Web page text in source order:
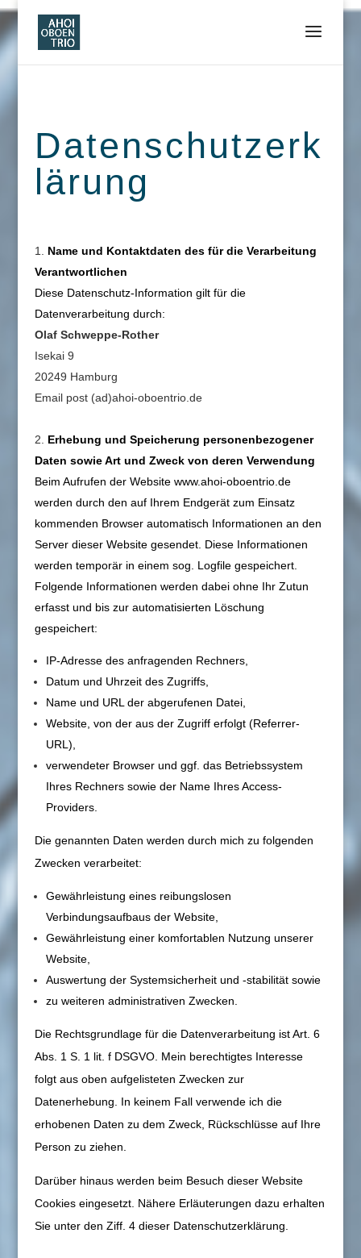
Datenschutzerk
lärung
Name und Kontaktdaten des für die Verarbeitung
Verantwortlichen
Diese Datenschutz-Information gilt für die
Datenverarbeitung durch:
Olaf Schweppe-Rother
Isekai 9
20249 Hamburg
Email post (ad)ahoi-oboentrio.de
Erhebung und Speicherung personenbezogener
Daten sowie Art und Zweck von deren Verwendung
Beim Aufrufen der Website www.ahoi-oboentrio.de
werden durch den auf Ihrem Endgerät zum Einsatz
kommenden Browser automatisch Informationen an den
Server dieser Website gesendet. Diese Informationen
werden temporär in einem sog. Logfile gespeichert.
Folgende Informationen werden dabei ohne Ihr Zutun
erfasst und bis zur automatisierten Löschung
gespeichert:
IP-Adresse des anfragenden Rechners,
Datum und Uhrzeit des Zugriffs,
Name und URL der abgerufenen Datei,
Website, von der aus der Zugriff erfolgt (Referrer-
URL),
verwendeter Browser und ggf. das Betriebssystem
Ihres Rechners sowie der Name Ihres Access-
Providers.
Die genannten Daten werden durch mich zu folgenden
Zwecken verarbeitet:
Gewährleistung eines reibungslosen
Verbindungsaufbaus der Website,
Gewährleistung einer komfortablen Nutzung unserer
Website,
Auswertung der Systemsicherheit und -stabilität sowie
zu weiteren administrativen Zwecken.
Die Rechtsgrundlage für die Datenverarbeitung ist Art. 6
Abs. 1 S. 1 lit. f DSGVO. Mein berechtigtes Interesse
folgt aus oben aufgelisteten Zwecken zur
Datenerhebung. In keinem Fall verwende ich die
erhobenen Daten zu dem Zweck, Rückschlüsse auf Ihre
Person zu ziehen.
Darüber hinaus werden beim Besuch dieser Website
Cookies eingesetzt. Nähere Erläuterungen dazu erhalten
Sie unter den Ziff. 4 dieser Datenschutzerklärung.